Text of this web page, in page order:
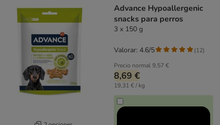
Advance Hypoallergenic
snacks para perros
3 x 150 g
Precio normal9,57 €
8,69 €
19,31 € / kg
Valorar: 4.6/5 (12)